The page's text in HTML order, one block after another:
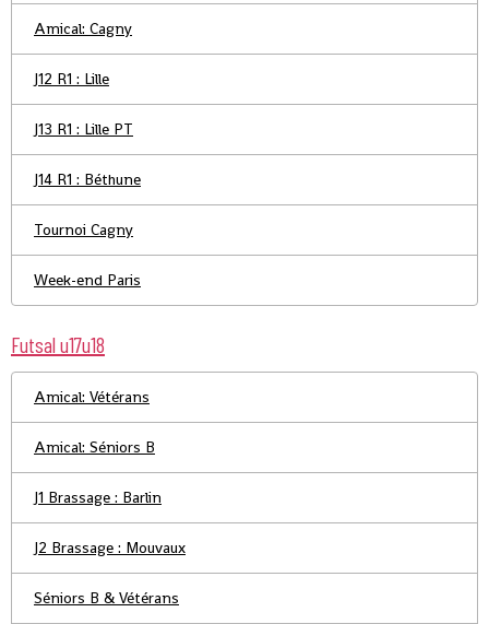
Amical: Cagny
J12 R1 : Lille
J13 R1 : Lille PT
J14 R1 : Béthune
Tournoi Cagny
Week-end Paris
Futsal u17u18
Amical: Vétérans
Amical: Séniors B
J1 Brassage : Barlin
J2 Brassage : Mouvaux
Séniors B & Vétérans